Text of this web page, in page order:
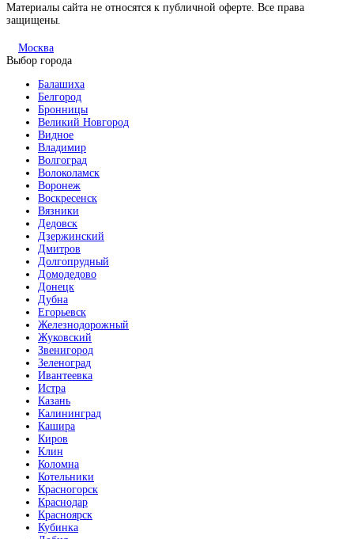
Материалы сайта не относятся к публичной оферте. Все права
защищены.
Москва
Выбор города
Балашиха
Белгород
Бронницы
Великий Новгород
Видное
Владимир
Волгоград
Волоколамск
Воронеж
Воскресенск
Вязники
Дедовск
Дзержинский
Дмитров
Долгопрудный
Домодедово
Донецк
Дубна
Егорьевск
Железнодорожный
Жуковский
Звенигород
Зеленоград
Ивантеевка
Истра
Казань
Калининград
Кашира
Киров
Клин
Коломна
Котельники
Красногорск
Краснодар
Красноярск
Кубинка